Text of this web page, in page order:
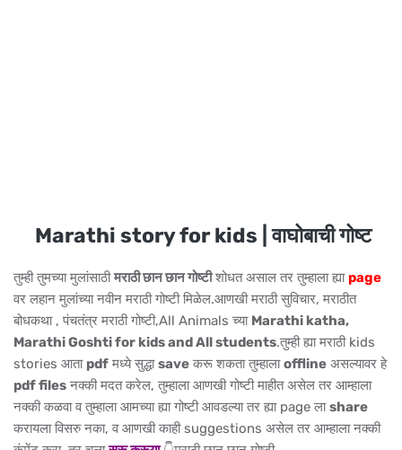
Marathi story for kids | वाघोबाची गोष्ट
तुम्ही तुमच्या मुलांसाठीमराठी छान छान गोष्टीशोधत असाल तर तुम्हाला ह्याpage
वर लहान मुलांच्या नवीन मराठी गोष्टी मिळेल.आणखी मराठी सुविचार, मराठीत
बोधकथा , पंचतंत्र मराठी गोष्टी,All Animals च्या Marathi katha,
Marathi Goshti for kids and All students.तुम्ही ह्या मराठी kids
stories आता pdf मध्ये सुद्धाsave करू शकता तुम्हालाoffline असल्यावर हे
pdf files नक्की मदत करेल, तुम्हाला आणखी गोष्टी माहीत असेल तर आम्हाला
नक्की कळवा व तुम्हाला आमच्या ह्या गोष्टी आवडल्या तर ह्या page लाshare
करायला विसरु नका, व आणखी काही suggestions असेल तर आम्हाला नक्की